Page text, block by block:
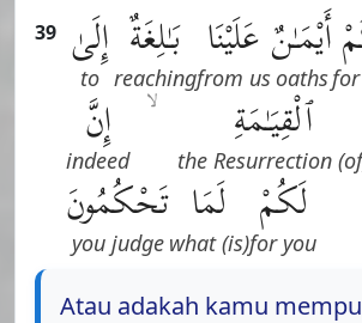
39 أَيْمَـٰنٌ
oaths
عَلَيْنَا
from us
بَـٰلِغَةٌ
reaching
إِلَىٰ
to
ٱلْقِيَـٰمَةِ إِنَّ
indeed
لَكُمْ
for you
لَمَا
(is) what
تَحْكُمُونَ
you judge
Atau adakah kamu